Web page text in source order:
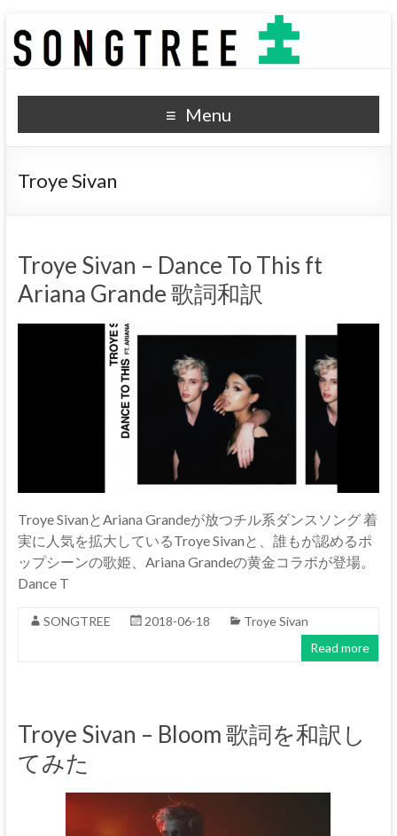
SONGTREE
洋楽歌詞の和訳なら
Menu
Troye Sivan
Troye Sivan – Dance To This ft
Ariana Grande 歌詞和訳
Troye SivanとAriana Grandeが放つチル系ダンスソング 着
実に人気を拡大しているTroye Sivanと、誰もが認めるポ
ップシーンの歌姫、Ariana Grandeの黄金コラボが登場。
Dance T
SONGTREE 2018-06-18
Troye Sivan
Read more
Troye Sivan – Bloom 歌詞を和訳し
てみた